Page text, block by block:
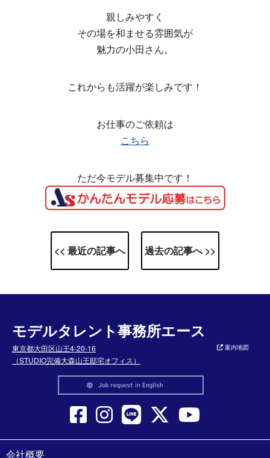
親しみやすく
その場を和ませる雰囲気が
魅力の小田さん。
これからも活躍が楽しみです！
お仕事のご依頼は
こちら
ただ今モデル募集中です！
<< 最近の記事へ 過去の記事へ >>
モデルタレント事務所エース
東京都大田区山王4-20-16
（STUDIO完備大森山王邸宅オフィス）
案内地図
会社概要